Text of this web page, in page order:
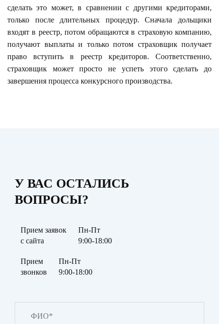
сделать это может, в сравнении с другими кредиторами,
только после длительных процедур. Сначала дольщики
входят в реестр, потом обращаются в страховую компанию,
получают выплаты и только потом страховщик получает
право вступить в реестр кредиторов. Соответственно,
страховщик может просто не успеть этого сделать до
завершения процесса конкурсного производства.
У ВАС ОСТАЛИСЬ
ВОПРОСЫ?
Прием заявок
с сайта
Пн-Пт
9:00-18:00
Прием
звонков
Пн-Пт
9:00-18:00